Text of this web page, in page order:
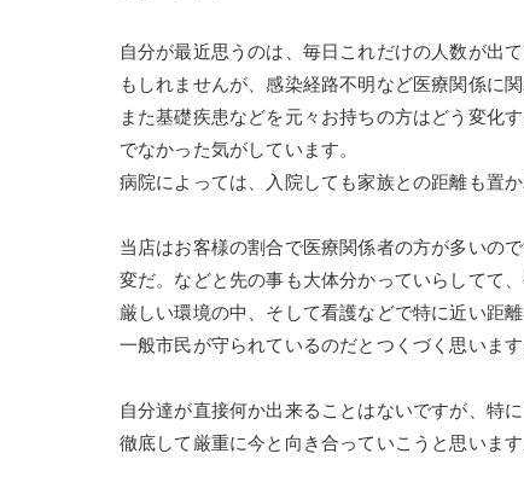
自分が最近思うのは、毎日これだけの人数が出
もしれませんが、感染経路不明など医療関係に
また基礎疾患などを元々お持ちの方はどう変化
でなかった気がしています。
病院によっては、入院しても家族との距離も置
当店はお客様の割合で医療関係者の方が多いの
変だ。などと先の事も大体分かっていらしてて
厳しい環境の中、そして看護などで特に近い距
一般市民が守られているのだとつくづく思います
自分達が直接何か出来ることはないですが、特
徹底して厳重に今と向き合っていこうと思います